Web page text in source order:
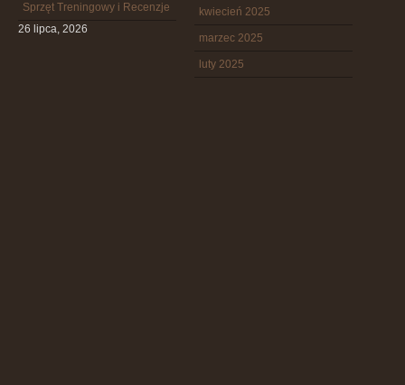
Sprzęt Treningowy i Recenzje
26 lipca, 2026
kwiecień 2025
marzec 2025
luty 2025